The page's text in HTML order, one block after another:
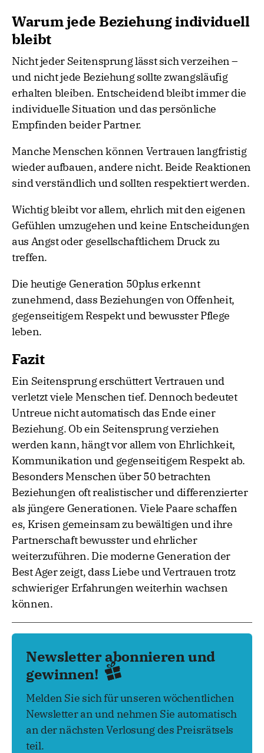
Warum jede Beziehung individuell
bleibt
Nicht jeder Seitensprung lässt sich verzeihen –
und nicht jede Beziehung sollte zwangsläufig
erhalten bleiben. Entscheidend bleibt immer die
individuelle Situation und das persönliche
Empfinden beider Partner.
Manche Menschen können Vertrauen langfristig
wieder aufbauen, andere nicht. Beide Reaktionen
sind verständlich und sollten respektiert werden.
Wichtig bleibt vor allem, ehrlich mit den eigenen
Gefühlen umzugehen und keine Entscheidungen
aus Angst oder gesellschaftlichem Druck zu
treffen.
Die heutige Generation 50plus erkennt
zunehmend, dass Beziehungen von Offenheit,
gegenseitigem Respekt und bewusster Pflege
leben.
Fazit
Ein Seitensprung erschüttert Vertrauen und
verletzt viele Menschen tief. Dennoch bedeutet
Untreue nicht automatisch das Ende einer
Beziehung. Ob ein Seitensprung verziehen
werden kann, hängt vor allem von Ehrlichkeit,
Kommunikation und gegenseitigem Respekt ab.
Besonders Menschen über 50 betrachten
Beziehungen oft realistischer und differenzierter
als jüngere Generationen. Viele Paare schaffen
es, Krisen gemeinsam zu bewältigen und ihre
Partnerschaft bewusster und ehrlicher
weiterzuführen. Die moderne Generation der
Best Ager zeigt, dass Liebe und Vertrauen trotz
schwieriger Erfahrungen weiterhin wachsen
können.
Newsletter abonnieren und
gewinnen!
Melden Sie sich für unseren wöchentlichen
Newsletter an und nehmen Sie automatisch
an der nächsten Verlosung des Preisrätsels
teil.